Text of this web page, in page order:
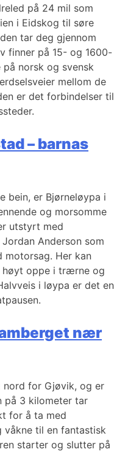
på 24 mil som
i Eidskog til søre
tar deg gjennom
finner på 15- og 1600-
norsk og svensk
mellom de
er det forbindelser til
– barnas
bein, er Bjørneløypa i
og morsomme
utstyrt med
Anderson som
motorsag. Her kan
høyt oppe i trærne og
i løypa er det en
nær
nord for Gjøvik, og er
på 3 kilometer tar
for å ta med
våkne til en fantastisk
starter og slutter på